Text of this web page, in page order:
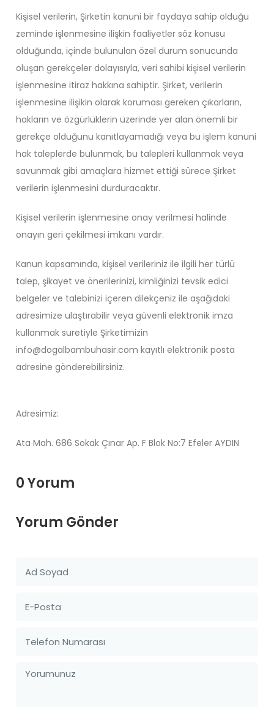
Kişisel verilerin, Şirketin kanuni bir faydaya sahip olduğu
zeminde işlenmesine ilişkin faaliyetler söz konusu
olduğunda, içinde bulunulan özel durum sonucunda
oluşan gerekçeler dolayısıyla, veri sahibi kişisel verilerin
işlenmesine itiraz hakkına sahiptir. Şirket, verilerin
işlenmesine ilişikin olarak koruması gereken çıkarların,
hakların ve özgürlüklerin üzerinde yer alan önemli bir
gerekçe olduğunu kanıtlayamadığı veya bu işlem kanuni
hak taleplerde bulunmak, bu talepleri kullanmak veya
savunmak gibi amaçlara hizmet ettiği sürece Şirket
verilerin işlenmesini durduracaktır.
Kişisel verilerin işlenmesine onay verilmesi halinde
onayın geri çekilmesi imkanı vardır.
Kanun kapsamında, kişisel verileriniz ile ilgili her türlü
talep, şikayet ve önerilerinizi, kimliğinizi tevsik edici
belgeler ve talebinizi içeren dilekçeniz ile aşağıdaki
adresimize ulaştırabilir veya güvenli elektronik imza
kullanmak suretiyle Şirketimizin
info@dogalbambuhasir.com kayıtlı elektronik posta
adresine gönderebilirsiniz.
Adresimiz:
Ata Mah. 686 Sokak Çınar Ap. F Blok No:7 Efeler AYDIN
0 Yorum
Yorum Gönder